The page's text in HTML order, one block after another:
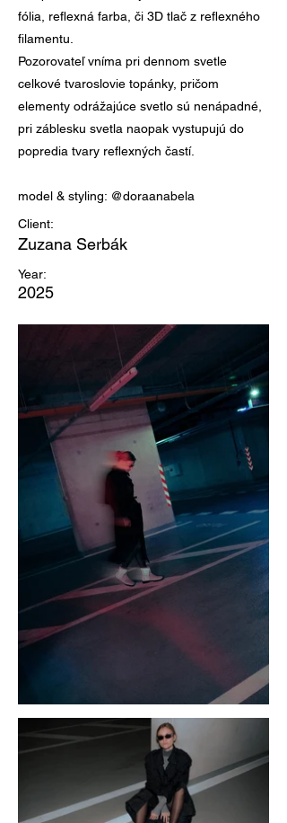
fólia, reflexná farba, či 3D tlač z reflexného
filamentu.
Pozorovateľ vníma pri dennom svetle
celkové tvaroslovie topánky, pričom
elementy odrážajúce svetlo sú nenápadné,
pri záblesku svetla naopak vystupujú do
popredia tvary reflexných častí.
model & styling: @doraanabela
Client:
Zuzana Serbák
Year:
2025